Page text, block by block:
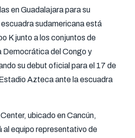
en Guadalajara para su
sudamericana está
K junto a los conjuntos de
Democrática del Congo y
su debut oficial para el 17 de
Azteca ante la escuadra
ubicado en Cancún,
al equipo representativo de